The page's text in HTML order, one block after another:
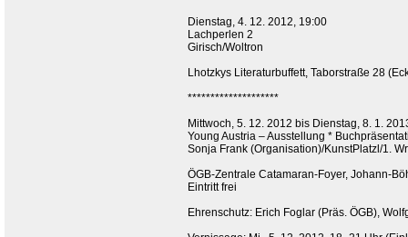
Dienstag, 4. 12. 2012, 19:00
Lachperlen 2
Girisch/Woltron
Lhotzkys Literaturbuffett, Taborstraße 28
********************
Mittwoch, 5. 12. 2012 bis Dienstag, 8. 1.
Young Austria – Ausstellung *
Sonja Frank (Organisation)/KunstPlatzl/1.
ÖGB-Zentrale Catamaran-Foyer, Johann-
Eintritt frei
Ehrenschutz: Erich Foglar (Präs. ÖGB),